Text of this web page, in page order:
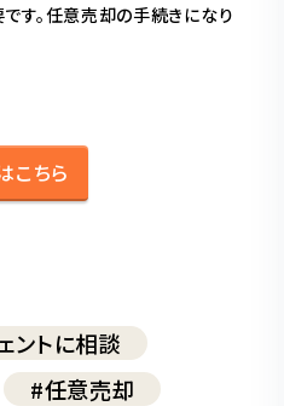
す。任意売却の手続きになり
こちら
ントに相談
#任意売却